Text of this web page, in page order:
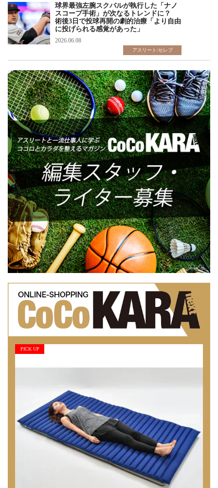
球界最強左腕スクバルが執行した「ナノ
スコープ手術」が次なるトレンドに？
術後3日で投球再開の劇的治療「より自由
に投げられる感覚があった」
2026.06.08
アスリート/セレブ
PICK UP